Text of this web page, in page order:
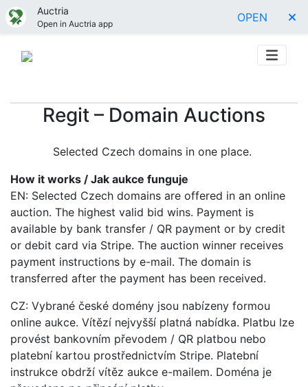
Auctria
Open in Auctria app OPEN
Regit – Domain Auctions
Selected Czech domains in one place.
How it works / Jak aukce funguje
EN: Selected Czech domains are offered in an online
auction. The highest valid bid wins. Payment is
available by bank transfer / QR payment or by credit
or debit card via Stripe. The auction winner receives
payment instructions by e-mail. The domain is
transferred after the payment has been received.
CZ: Vybrané české domény jsou nabízeny formou
online aukce. Vítězí nejvyšší platná nabídka. Platbu lze
provést bankovním převodem / QR platbou nebo
platební kartou prostřednictvím Stripe. Platební
instrukce obdrží vítěz aukce e-mailem. Doména je